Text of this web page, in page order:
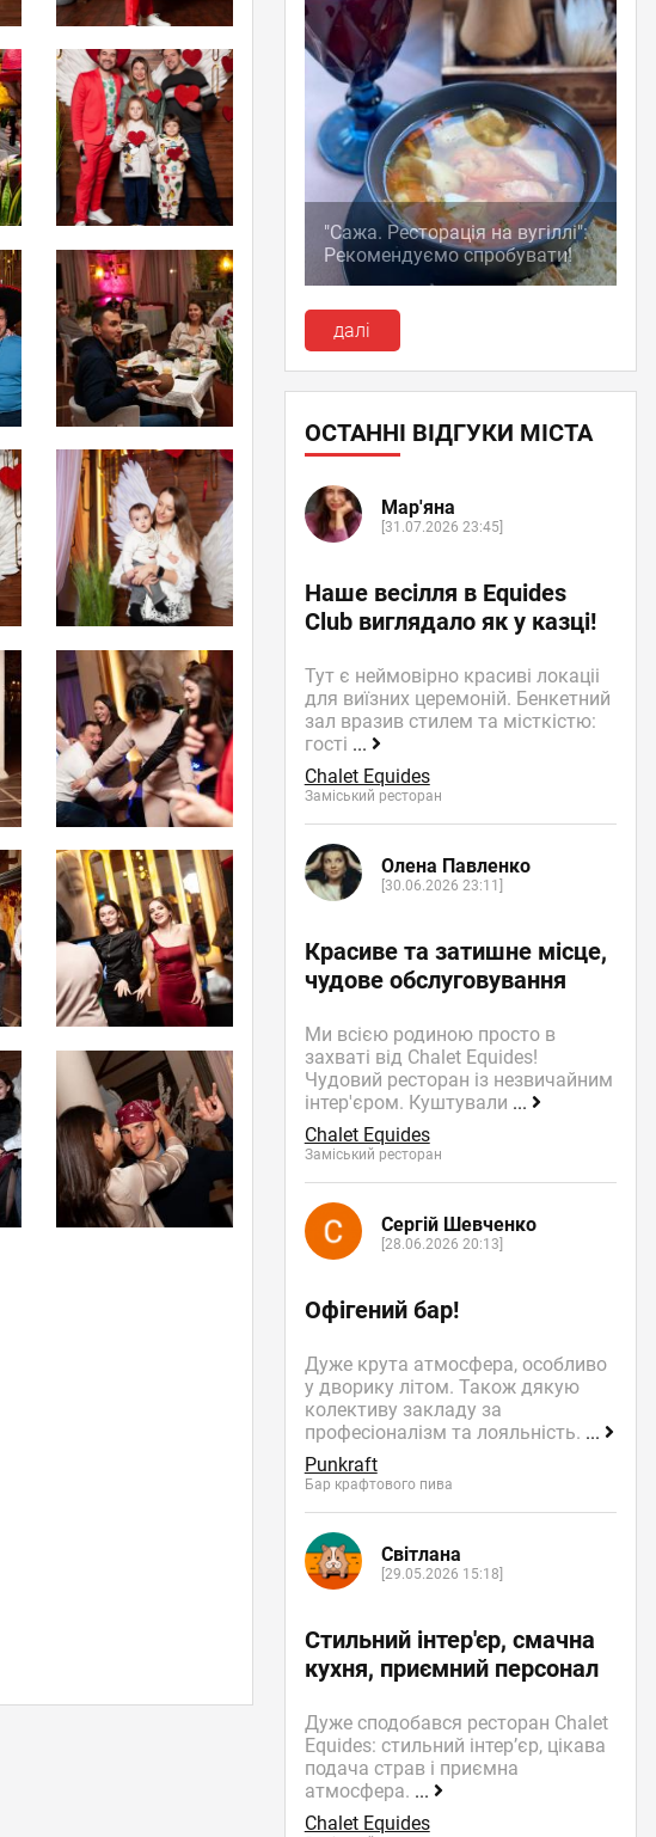
"Сажа. Ресторація на вугіллі":
Рекомендуємо спробувати!
далі
ОСТАННІ ВІДГУКИ МІСТА
Мар'яна
[31.07.2026 23:45]
Наше весілля в Equides
Club виглядало як у казці!
Тут є неймовірно красиві локаціі
для виїзних церемоній. Бенкетний
зал вразив стилем та місткістю:
гості ...
Chalet Equides
Заміський ресторан
Олена Павленко
[30.06.2026 23:11]
Красиве та затишне місце,
чудове обслуговування
Ми всією родиною просто в
захваті від Chalet Equides!
Чудовий ресторан із незвичайним
інтер'єром. Куштували ...
Chalet Equides
Заміський ресторан
Сергій Шевченко
[28.06.2026 20:13]
Офігений бар!
Дуже крута атмосфера, особливо
у дворику літом. Також дякую
колективу закладу за
професіоналізм та лояльність. ...
Punkraft
Бар крафтового пива
Світлана
[29.05.2026 15:18]
Стильний інтер'єр, смачна
кухня, приємний персонал
Дуже сподобався ресторан Chalet
Equides: стильний інтер’єр, цікава
подача страв і приємна
атмосфера. ...
Chalet Equides